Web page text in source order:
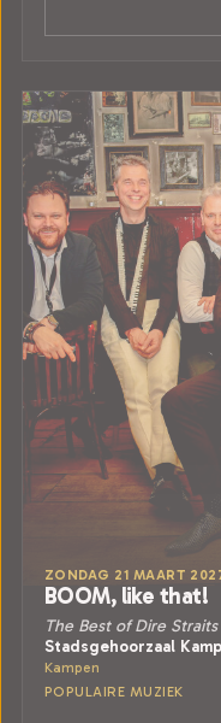
ZONDAG 21 MAART
BOOM, like that!
The Best of Dire
Stadsgehoorzaal
Kampen
POPULAIRE MUZIEK